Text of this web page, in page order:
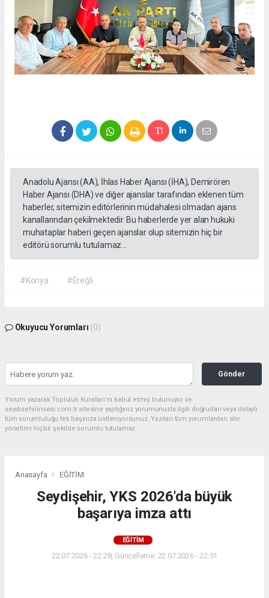
Anadolu Ajansı (AA), İhlas Haber Ajansı (İHA), Demirören
Haber Ajansı (DHA) ve diğer ajanslar tarafından eklenen tüm
haberler, sitemizin editörlerinin müdahalesi olmadan ajans
kanallarından çekilmektedir. Bu haberlerde yer alan hukuki
muhataplar haberi geçen ajanslar olup sitemizin hiç bir
editörü sorumlu tutulamaz...
#Konya #Ereğli
Okuyucu Yorumları (0)
Gönder
Yorum yazarak Topluluk Kuralları’nı kabul etmiş bulunuyor ve
seydisehirinsesi.com.tr sitesine yaptığınız yorumunuzla ilgili doğrudan veya dolaylı
tüm sorumluluğu tek başınıza üstleniyorsunuz. Yazılan tüm yorumlardan site
yönetimi hiçbir şekilde sorumlu tutulamaz.
Anasayfa EĞİTİM
Seydişehir, YKS 2026'da büyük
başarıya imza attı
EĞİTİM
22.07.2026 - 22:28, Güncelleme: 22.07.2026 - 22:51